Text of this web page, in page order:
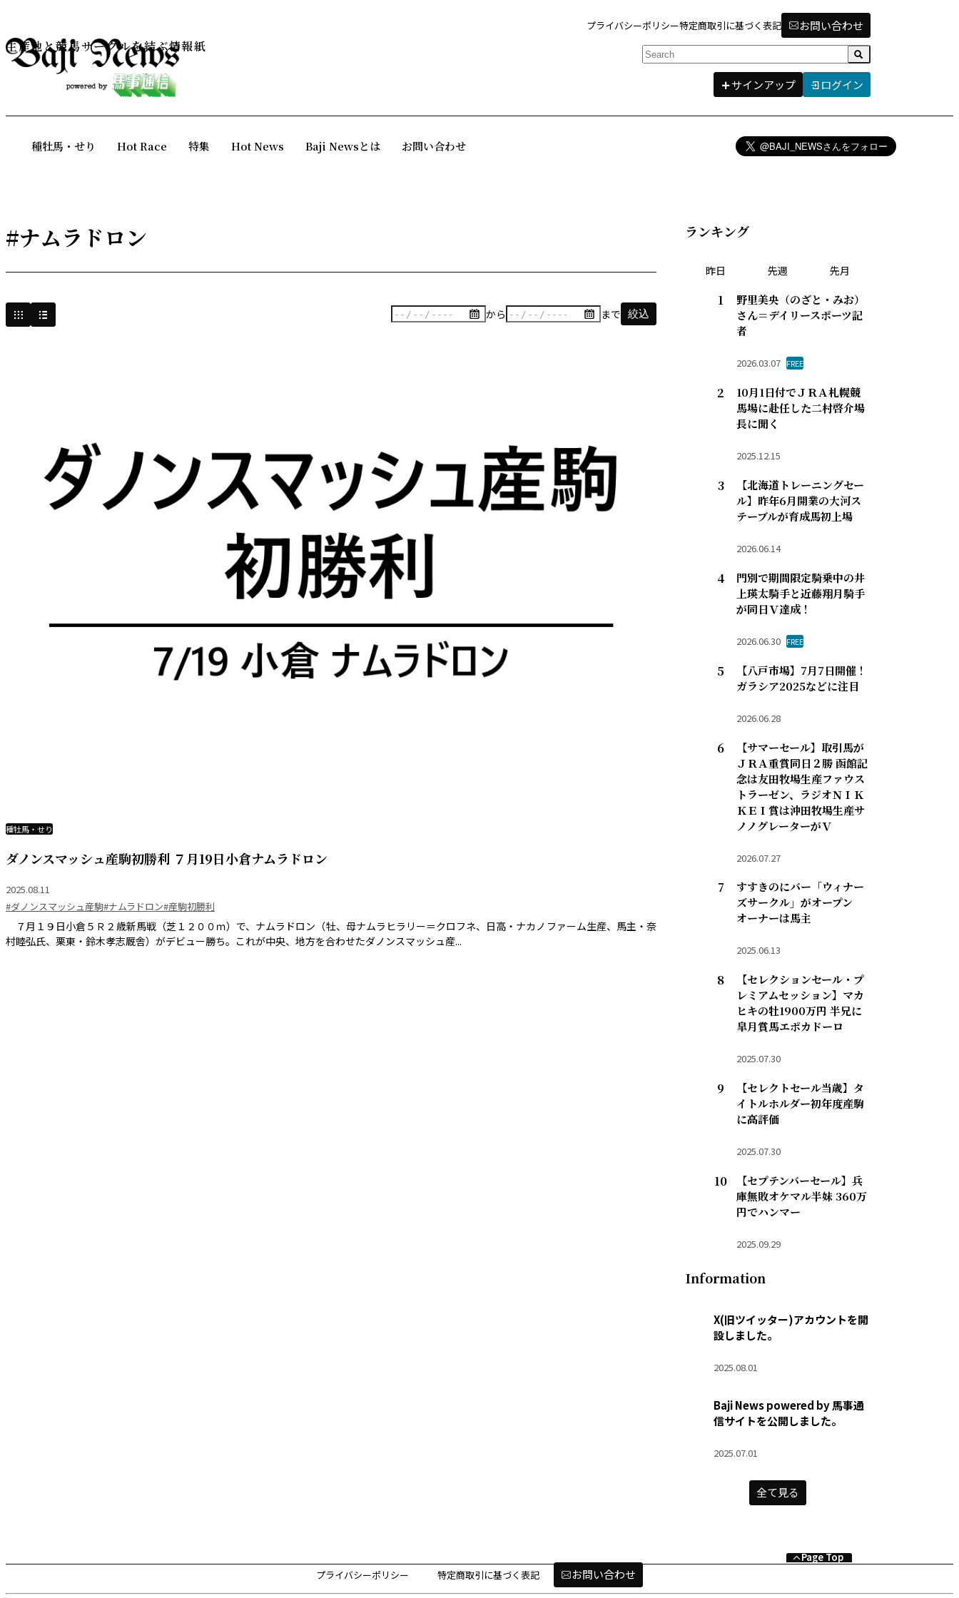
プライバシーポリシー特定商取引に基づく表記 お問い合わせ
生産地と競馬サークルを結ぶ情報紙
サインアップ ログイン
種牡馬・せり Hot Race 特集 Hot News Baji Newsとは お問い合わせ
#ナムラドロン
から まで 絞込
種牡馬・せり
ダノンスマッシュ産駒初勝利 ７月19日小倉ナムラドロン
2025.08.11
#ダノンスマッシュ産駒#ナムラドロン#産駒初勝利
７月１９日小倉５Ｒ２歳新馬戦（芝１２００ｍ）で、ナムラドロン（牡、母ナムラヒラリー＝クロフネ、日高・ナカノファーム生産、馬主・奈
村睦弘氏、栗東・鈴木孝志厩舎）がデビュー勝ち。これが中央、地方を合わせたダノンスマッシュ産...
ランキング
昨日 先週 先月
野里美央（のざと・みお）
さん＝デイリースポーツ記
者
2026.03.07 FREE
10月1日付でＪＲＡ札幌競
馬場に赴任した二村啓介場
長に聞く
2025.12.15
【北海道トレーニングセー
ル】昨年6月開業の大河ス
テーブルが育成馬初上場
2026.06.14
門別で期間限定騎乗中の井
上瑛太騎手と近藤翔月騎手
が同日Ｖ達成！
2026.06.30 FREE
【八戸市場】7月7日開催！
ガラシア2025などに注目
2026.06.28
【サマーセール】取引馬が
ＪＲＡ重賞同日２勝 函館記
念は友田牧場生産ファウス
トラーゼン、ラジオＮＩＫ
ＫＥＩ賞は沖田牧場生産サ
ノノグレーターがＶ
2026.07.27
すすきのにバー「ウィナー
ズサークル」がオープン
オーナーは馬主
2025.06.13
【セレクションセール・プ
レミアムセッション】マカ
ヒキの牡1900万円 半兄に
皐月賞馬エポカドーロ
2025.07.30
【セレクトセール当歳】タ
イトルホルダー初年度産駒
に高評価
2025.07.30
【セプテンバーセール】兵
庫無敗オケマル半妹 360万
円でハンマー
2025.09.29
Information
X(旧ツイッター)アカウントを開
設しました。
2025.08.01
Baji News powered by 馬事通
信サイトを公開しました。
2025.07.01
全て見る
Page Top
プライバシーポリシー
特定商取引に基づく表記 お問い合わせ